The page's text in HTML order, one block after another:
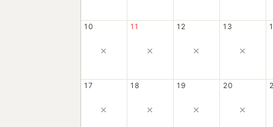
10
×
11
×
12
×
13
×
17
×
18
×
19
×
20
×